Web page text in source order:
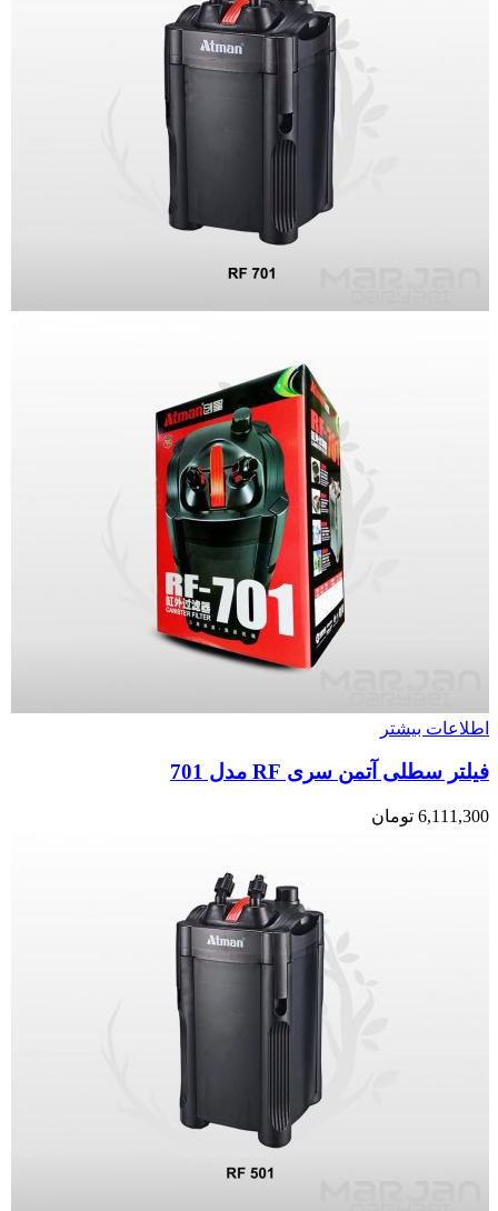
اطلاعات بیشتر
فیلتر سطلی آتمن سری RF مدل 701
6,111,300 تومان